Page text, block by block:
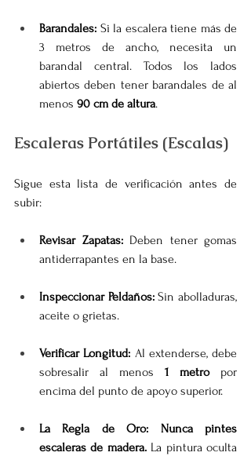
Barandales: Si la escalera tiene más de
3 metros de ancho, necesita un
barandal central. Todos los lados
abiertos deben tener barandales de al
menos 90 cm de altura.
Escaleras Portátiles (Escalas)
Sigue esta lista de verificación antes de
subir:
Revisar Zapatas: Deben tener gomas
antiderrapantes en la base.
Inspeccionar Peldaños: Sin abolladuras,
aceite o grietas.
Verificar Longitud: Al extenderse, debe
sobresalir al menos 1 metro por
encima del punto de apoyo superior.
La Regla de Oro:
Nunca pintes
escaleras de madera. La pintura oculta